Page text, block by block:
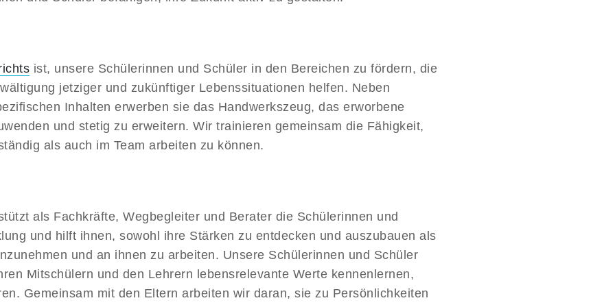
ist, unsere Schülerinnen und Schüler in den Bereichen zu fördern, die
jetziger und zukünftiger Lebenssituationen helfen. Neben
Inhalten erwerben sie das Handwerkszeug, das erworbene
und stetig zu erweitern. Wir trainieren gemeinsam die Fähigkeit,
als auch im Team arbeiten zu können.
als Fachkräfte, Wegbegleiter und Berater die Schülerinnen und
und hilft ihnen, sowohl ihre Stärken zu entdecken und auszubauen als
und an ihnen zu arbeiten. Unsere Schülerinnen und Schüler
Mitschülern und den Lehrern lebensrelevante Werte kennenlernen,
Gemeinsam mit den Eltern arbeiten wir daran, sie zu Persönlichkeiten